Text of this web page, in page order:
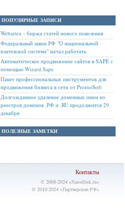
ПОПУЛЯРНЫЕ ЗАПИСИ
Webartex - биржа статей нового поколения
Федеральный закон РФ "О национальной
платежной системе" начал работать
Автоматическое продвижение сайтов в SAPE с
помощью Wizard.Sape
Пакет профессиональных инструментов для
продвижения бизнеса в сети от PromoSoft
Долгожданное удаление доменных имен из
реестров доменов .РФ и .RU продолжится 29
декабря
ПОЛЕЗНЫЕ ЗАМЕТКИ
Контакты
© 2008-2024 «Narodlink.ru»
© 2010-2024 «Партнерские.РФ»